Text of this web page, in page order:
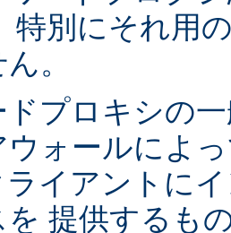
特別にそれ用
。
ドプロキシの
ウォールによ
ライアントに
を 提供するも